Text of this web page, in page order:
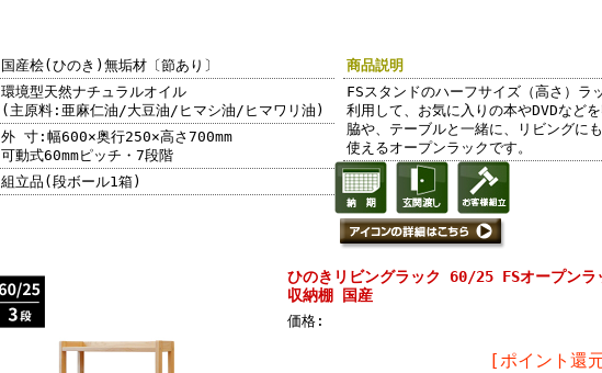
国産桧(ひのき)無垢材〔節あり〕
環境型天然ナチュラルオイル
(主原料:亜麻仁油/大豆油/ヒマシ油/ヒマワリ油)
外 寸:幅600×奥行250×高さ700mm
可動式60mmピッチ・7段階
組立品(段ボール1箱)
商品説明
FSスタンドのハーフサイズ（高さ）ラ
利用して、お気に入りの本やDVDなど
脇や、テーブルと一緒に、リビングに
使えるオープンラックです。
ひのきリビングラック 60/25 FSオープン
収納棚 国産
価格:
[ポイント還